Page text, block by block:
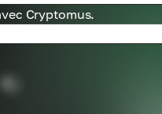
Cryptomus.